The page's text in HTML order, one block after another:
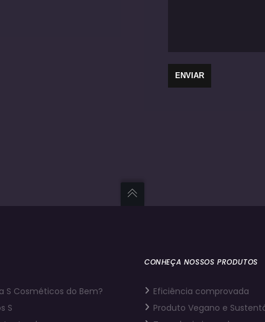
S Cosméticos do Bem?
S
CONHEÇA NOSSOS PRODUTOS
Eficiência comprovada
Produto Vegano e